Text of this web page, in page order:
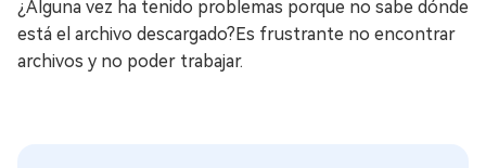
¿Alguna vez ha tenido problemas porque no sabe dónde
está el archivo descargado?Es frustrante no encontrar
archivos y no poder trabajar.